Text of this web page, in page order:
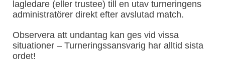
lagledare (eller trustee) till en utav turneringens
administratörer direkt efter avslutad match.
Observera att undantag kan ges vid vissa
situationer – Turneringssansvarig har alltid sista
ordet!